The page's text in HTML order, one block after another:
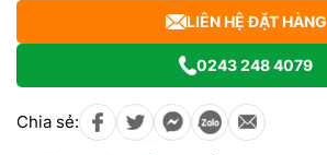
LIÊN HỆ ĐẶT HÀNG
0243 248 4079
Chia sẻ: